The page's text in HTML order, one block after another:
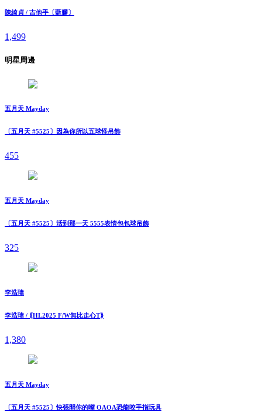
陳綺貞 / 吉他手〔藍膠〕
1,499
明星周邊
五月天 Mayday
〔五月天 #5525〕因為你所以五球怪吊飾
455
五月天 Mayday
〔五月天 #5525〕活到那一天 5555表情包包球吊飾
325
李浩瑋
李浩瑋 / ⟪HL2025 F/W無比走⼼T⟫
1,380
五月天 Mayday
〔五月天 #5525〕快張開你的嘴 OAOA恐龍咬手指玩具